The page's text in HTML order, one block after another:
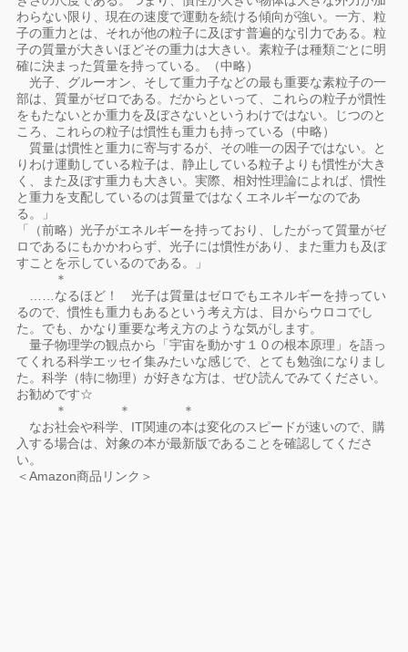
わらない限り、現在の速度で運動を続ける傾向が強い。一方、粒
子の重力とは、それが他の粒子に及ぼす普遍的な引力である。粒
子の質量が大きいほどその重力は大きい。素粒子は種類ごとに明
確に決まった質量を持っている。（中略）
光子、グルーオン、そして重力子などの最も重要な素粒子の一
部は、質量がゼロである。だからといって、これらの粒子が慣性
をもたないとか重力を及ぼさないというわけではない。じつのと
ころ、これらの粒子は慣性も重力も持っている（中略）
質量は慣性と重力に寄与するが、その唯一の因子ではない。と
りわけ運動している粒子は、静止している粒子よりも慣性が大き
く、また及ぼす重力も大きい。実際、相対性理論によれば、慣性
と重力を支配しているのは質量ではなくエネルギーなのであ
る。」
「（前略）光子がエネルギーを持っており、したがって質量がゼ
ロであるにもかかわらず、光子には慣性があり、また重力も及ぼ
すことを示しているのである。」
＊
……なるほど！ 光子は質量はゼロでもエネルギーを持ってい
るので、慣性も重力もあるという考え方は、目からウロコでし
た。でも、かなり重要な考え方のような気がします。
量子物理学の観点から「宇宙を動かす１０の根本原理」を語っ
てくれる科学エッセイ集みたいな感じで、とても勉強になりまし
た。科学（特に物理）が好きな方は、ぜひ読んでみてください。
お勧めです☆
＊ ＊ ＊
なお社会や科学、IT関連の本は変化のスピードが速いので、購
入する場合は、対象の本が最新版であることを確認してくださ
い。
＜Amazon商品リンク＞